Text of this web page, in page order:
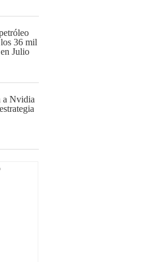
36 mil
Julio
a Nvidia